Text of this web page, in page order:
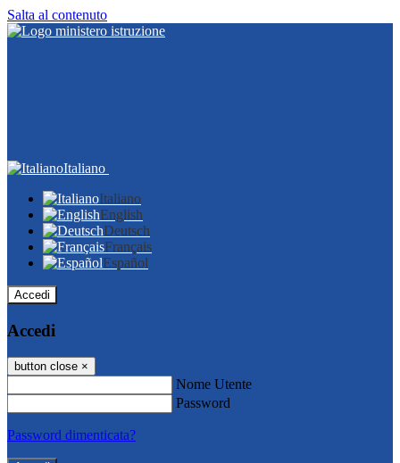
Salta al contenuto
Italiano
Italiano
English
Deutsch
Français
Español
Accedi
Accedi
button close ×
Nome Utente
Password
Password dimenticata?